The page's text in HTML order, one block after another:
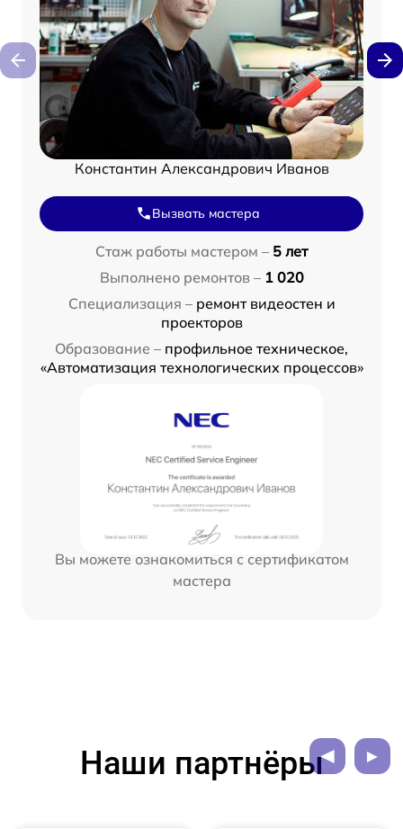
Константин Александрович Иванов
Вызвать мастера
Стаж работы мастером – 5 лет
Выполнено ремонтов – 1 020
Специализация – ремонт видеостен и
проекторов
Образование – профильное техническое,
«Автоматизация технологических процессов»
Вы можете ознакомиться с сертификатом
мастера
Наши партнёры